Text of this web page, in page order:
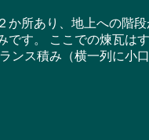
所あり、地上への階
です。 ここでの煉瓦は
ンス積み（横一列に小